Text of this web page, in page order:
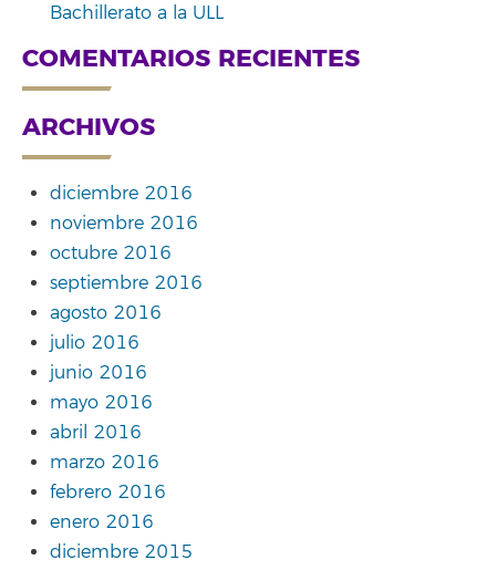
Bachillerato a la ULL
COMENTARIOS RECIENTES
ARCHIVOS
diciembre 2016
noviembre 2016
octubre 2016
septiembre 2016
agosto 2016
julio 2016
junio 2016
mayo 2016
abril 2016
marzo 2016
febrero 2016
enero 2016
diciembre 2015